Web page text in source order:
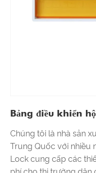
Bảng điều khiển
Chúng tôi là nhà sản
Trung Quốc với nhiều
Lock cung cấp các